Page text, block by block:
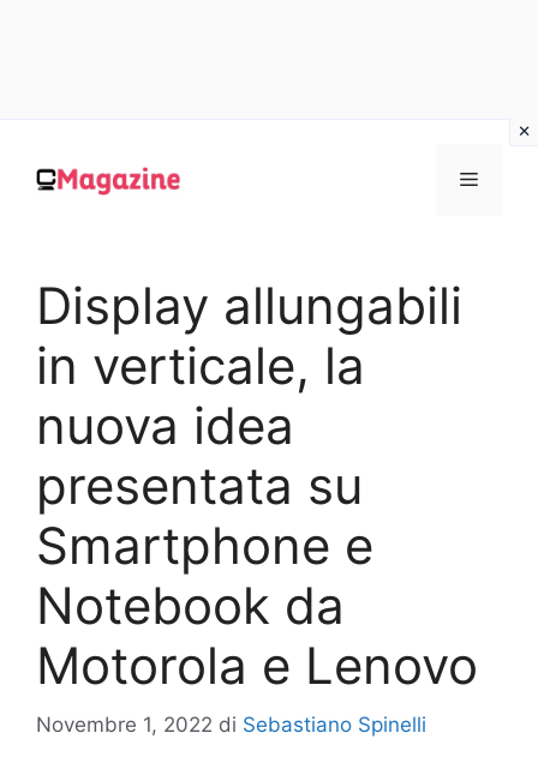
contenuto
MENU
Display allungabili
in verticale, la
nuova idea
presentata su
Smartphone e
Notebook da
Motorola e Lenovo
Novembre 1, 2022 di Sebastiano Spinelli